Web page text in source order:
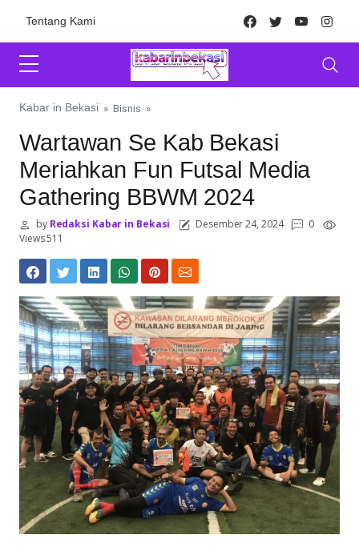
Tentang Kami Facebook
TwitterYoutube
Kabar in Bekasi » Bisnis »
Wartawan Se Kab Bekasi
Meriahkan Fun Futsal Media
Gathering BBWM 2024
byRedaksi Kabar in Bekasi Desember 24, 2024
0
Views 511